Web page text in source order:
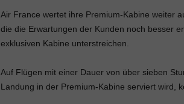
Air France wertet ihre Premium-Kabine weiter
die die Erwartungen der Kunden noch besser
exklusiven Kabine unterstreichen.
Auf Flügen mit einer Dauer von über sieben
Landung in der Premium-Kabine serviert wird,